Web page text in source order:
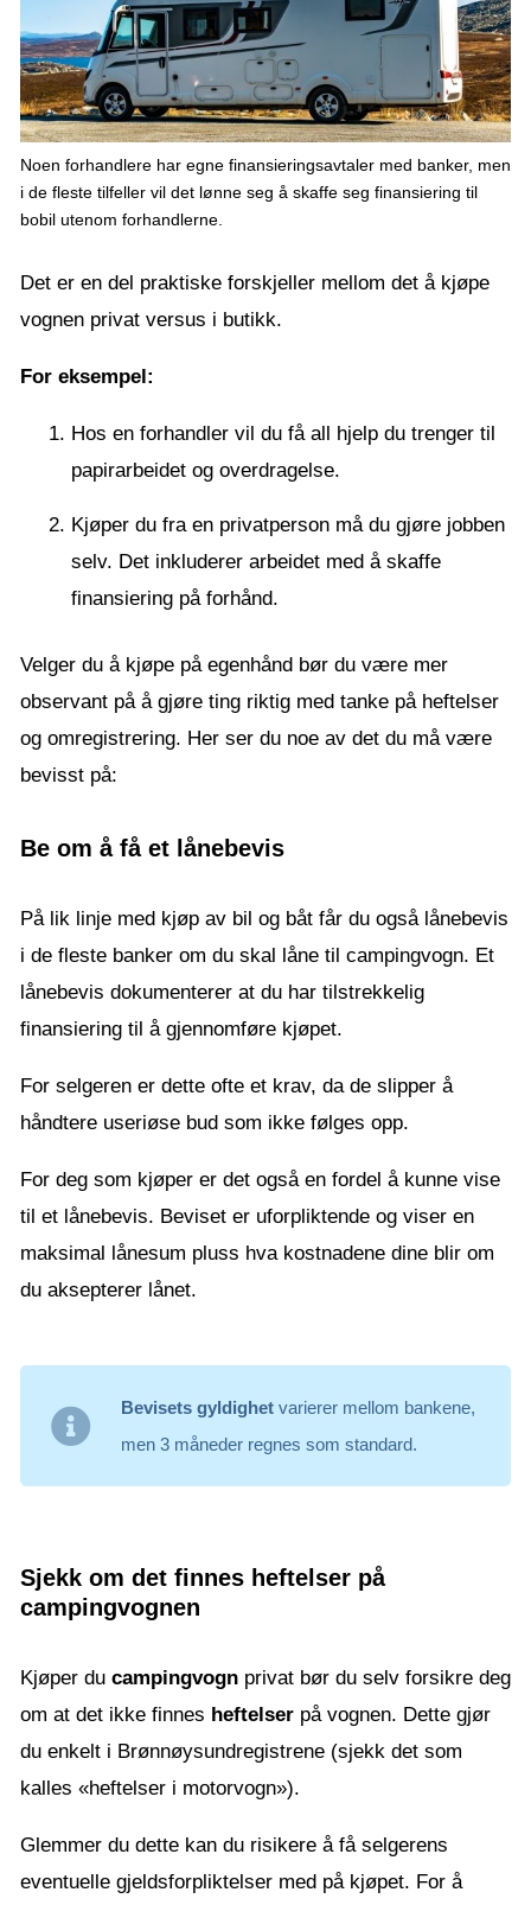
Noen forhandlere har egne finansieringsavtaler med banker, men
i de fleste tilfeller vil det lønne seg å skaffe seg finansiering til
bobil utenom forhandlerne.
Det er en del praktiske forskjeller mellom det å kjøpe
vognen privat versus i butikk.
For eksempel:
Hos en forhandler vil du få all hjelp du trenger til
papirarbeidet og overdragelse.
Kjøper du fra en privatperson må du gjøre jobben
selv. Det inkluderer arbeidet med å skaffe
finansiering på forhånd.
Velger du å kjøpe på egenhånd bør du være mer
observant på å gjøre ting riktig med tanke på heftelser
og omregistrering. Her ser du noe av det du må være
bevisst på:
Be om å få et lånebevis
På lik linje med kjøp av bil og båt får du også lånebevis
i de fleste banker om du skal låne til campingvogn. Et
lånebevis dokumenterer at du har tilstrekkelig
finansiering til å gjennomføre kjøpet.
For selgeren er dette ofte et krav, da de slipper å
håndtere useriøse bud som ikke følges opp.
For deg som kjøper er det også en fordel å kunne vise
til et lånebevis. Beviset er uforpliktende og viser en
maksimal lånesum pluss hva kostnadene dine blir om
du aksepterer lånet.
Bevisets gyldighet varierer mellom bankene,
men 3 måneder regnes som standard.
Sjekk om det finnes heftelser på
campingvognen
Kjøper du campingvogn privat bør du selv forsikre deg
om at det ikke finnes heftelser på vognen. Dette gjør
du enkelt i Brønnøysundregistrene (sjekk det som
kalles «heftelser i motorvogn»).
Glemmer du dette kan du risikere å få selgerens
eventuelle gjeldsforpliktelser med på kjøpet. For å